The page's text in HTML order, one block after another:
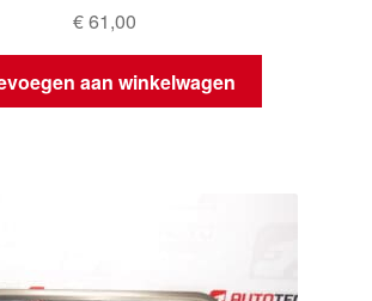
€61,00
aan winkelwagen